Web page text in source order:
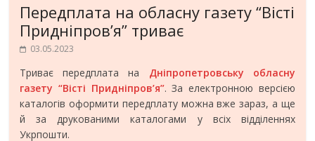
Передплата на обласну газету “Вісті
Придніпров’я” триває
03.05.2023
Триває передплата на Дніпропетровську обласну
газету “Вісті Придніпров’я”. За електронною версією
каталогів оформити передплату можна вже зараз, а ще
й за друкованими каталогами у всіх відділеннях
Укрпошти.